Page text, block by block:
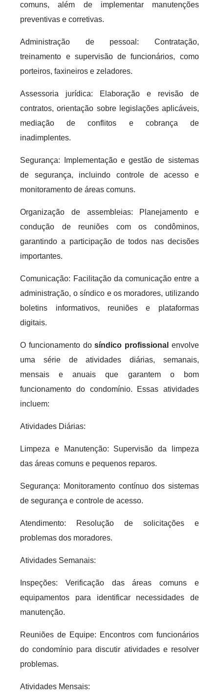
comuns, além de implementar manutenções
preventivas e corretivas.
Administração de pessoal: Contratação,
treinamento e supervisão de funcionários, como
porteiros, faxineiros e zeladores.
Assessoria jurídica: Elaboração e revisão de
contratos, orientação sobre legislações aplicáveis,
mediação de conflitos e cobrança de
inadimplentes.
Segurança: Implementação e gestão de sistemas
de segurança, incluindo controle de acesso e
monitoramento de áreas comuns.
Organização de assembleias: Planejamento e
condução de reuniões com os condôminos,
garantindo a participação de todos nas decisões
importantes.
Comunicação: Facilitação da comunicação entre a
administração, o síndico e os moradores, utilizando
boletins informativos, reuniões e plataformas
digitais.
O funcionamento dosíndico profissional envolve
uma série de atividades diárias, semanais,
mensais e anuais que garantem o bom
funcionamento do condomínio. Essas atividades
incluem:
Atividades Diárias:
Limpeza e Manutenção: Supervisão da limpeza
das áreas comuns e pequenos reparos.
Segurança: Monitoramento contínuo dos sistemas
de segurança e controle de acesso.
Atendimento: Resolução de solicitações e
problemas dos moradores.
Atividades Semanais:
Inspeções: Verificação das áreas comuns e
equipamentos para identificar necessidades de
manutenção.
Reuniões de Equipe: Encontros com funcionários
do condomínio para discutir atividades e resolver
problemas.
Atividades Mensais: